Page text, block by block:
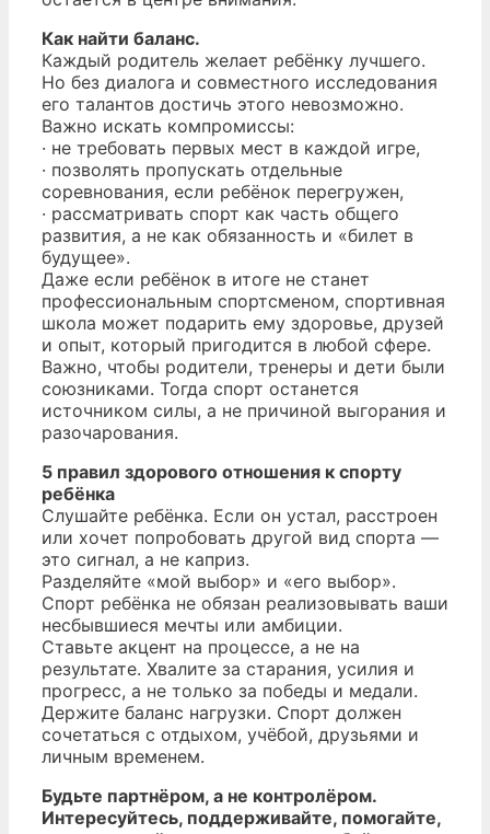
Как найти баланс.
Каждый родитель желает ребёнку лучшего.
Но без диалога и совместного исследования
его талантов достичь этого невозможно.
Важно искать компромиссы:
· не требовать первых мест в каждой игре,
· позволять пропускать отдельные
соревнования, если ребёнок перегружен,
· рассматривать спорт как часть общего
развития, а не как обязанность и «билет в
будущее».
Даже если ребёнок в итоге не станет
профессиональным спортсменом, спортивная
школа может подарить ему здоровье, друзей
и опыт, который пригодится в любой сфере.
Важно, чтобы родители, тренеры и дети были
союзниками. Тогда спорт останется
источником силы, а не причиной выгорания и
разочарования.
5 правил здорового отношения к спорту
ребёнка
Слушайте ребёнка. Если он устал, расстроен
или хочет попробовать другой вид спорта —
это сигнал, а не каприз.
Разделяйте «мой выбор» и «его выбор».
Спорт ребёнка не обязан реализовывать ваши
несбывшиеся мечты или амбиции.
Ставьте акцент на процессе, а не на
результате. Хвалите за старания, усилия и
прогресс, а не только за победы и медали.
Держите баланс нагрузки. Спорт должен
сочетаться с отдыхом, учёбой, друзьями и
личным временем.
Будьте партнёром, а не контролёром.
Интересуйтесь, поддерживайте, помогайте,